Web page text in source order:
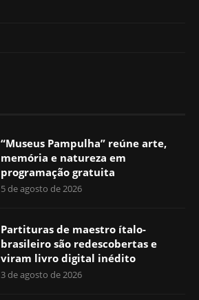
“Museus Pampulha” reúne arte,
memória e natureza em
programação gratuita
5 de agosto de 2026
Partituras de maestro ítalo-
brasileiro são redescobertas e
viram livro digital inédito
3 de agosto de 2026